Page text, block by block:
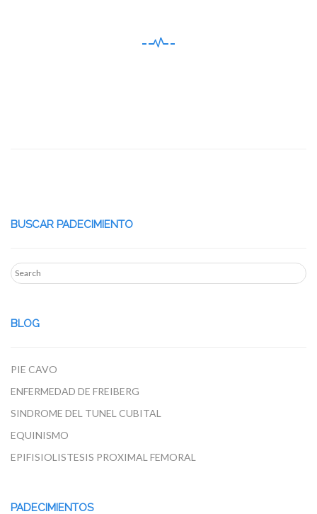
BUSCAR PADECIMIENTO
BLOG
PIE CAVO
ENFERMEDAD DE FREIBERG
SINDROME DEL TUNEL CUBITAL
EQUINISMO
EPIFISIOLISTESIS PROXIMAL FEMORAL
PADECIMIENTOS